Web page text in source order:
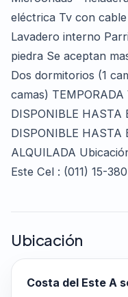
eléctrica Tv con
Lavadero interno
piedra Se aceptan
Dos dormitorios (1
camas)
DISPONIBLE HASTA
DISPONIBLE HASTA
ALQUILADA
Este Cel : (011) 15-
Ubicación
Costa del Este A